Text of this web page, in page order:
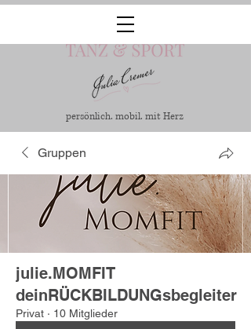
persönlich. mobil. mit Herz
Gruppen
julie.MOMFIT
deinRÜCKBILDUNGsbegleiter
Privat · 10 Mitglieder